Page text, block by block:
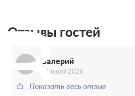
Отзывы гостей
Валерий
04 июля 2026
Показать весь отзыв